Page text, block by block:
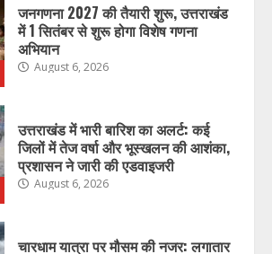
जनगणना 2027 की तैयारी शुरू, उत्तराखंड
में 1 सितंबर से शुरू होगा विशेष गणना
अभियान
August 6, 2026
उत्तराखंड में भारी बारिश का अलर्ट: कई
जिलों में तेज वर्षा और भूस्खलन की आशंका,
प्रशासन ने जारी की एडवाइजरी
August 6, 2026
चारधाम यात्रा पर मौसम की नजर: लगातार